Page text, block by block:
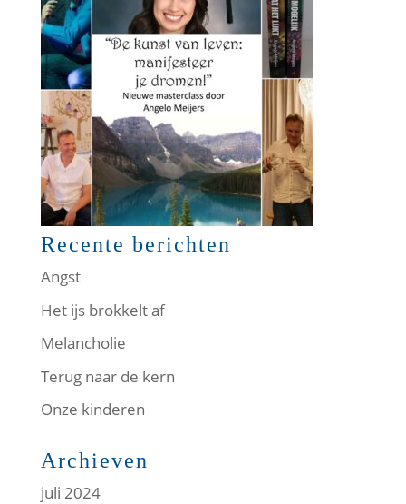
Recente berichten
Angst
Het ijs brokkelt af
Melancholie
Terug naar de kern
Onze kinderen
Archieven
juli 2024